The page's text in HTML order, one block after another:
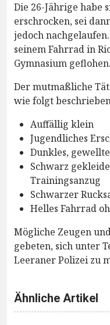
Die 26-Jährige habe
erschrocken, sei
jedoch
seinem Fahrrad in
Gymnasium geflohen.
Der mutmaßliche
wie folgt
Auffällig klein
Jugendliches
Dunkles,
Schwarz
Trainingsanzug
Schwarzer
Helles Fahrrad
Mögliche Zeugen
gebeten, sich unter
Leeraner Polizei zu
Ähnliche Artikel